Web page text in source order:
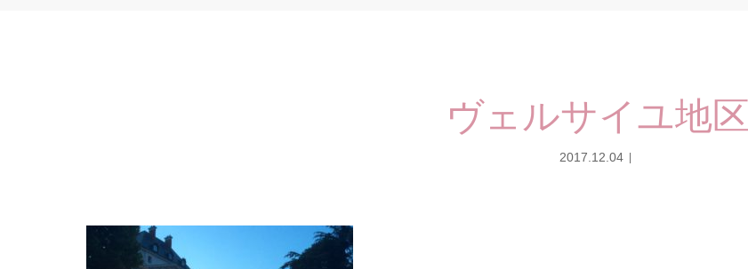
ヴェルサイユ地区
2017.12.04